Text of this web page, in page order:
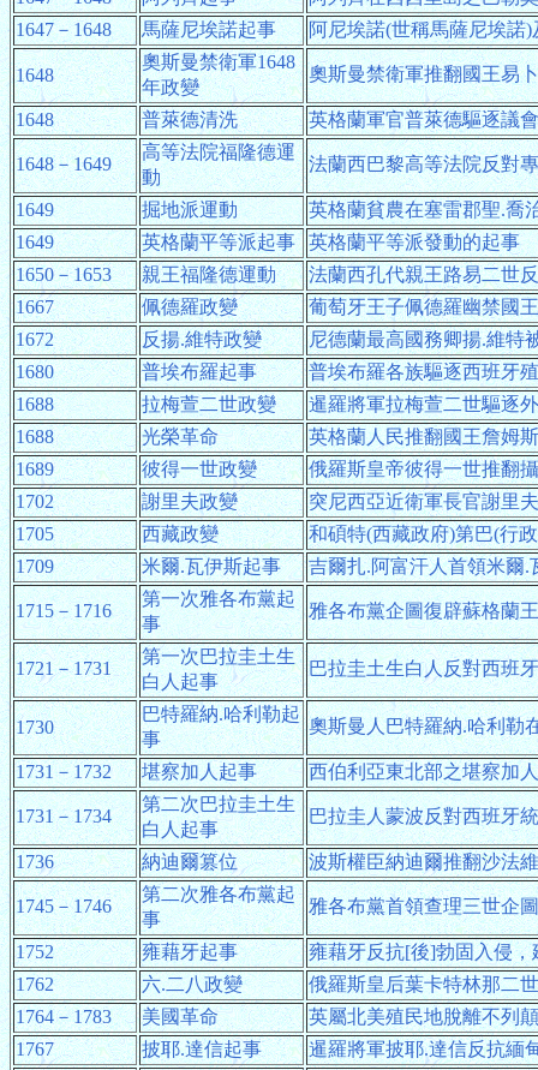
1647－1648
馬薩尼埃諾起事 阿尼埃諾(世稱馬薩尼埃諾
1648
奧斯曼禁衛軍1648
年政變
奧斯曼禁衛軍推翻國王易
1648 普萊德清洗 英格蘭軍官普萊德驅逐議
1648－1649
高等法院福隆德運
動
法蘭西巴黎高等法院反對
1649 掘地派運動
英格蘭貧農在塞雷郡聖.喬
1649
英格蘭平等派起事
英格蘭平等派發動的起事
1650－1653
親王福隆德運動
法蘭西孔代親王路易二世
1667
佩德羅政變
葡萄牙王子佩德羅幽禁國
1672
反揚.維特政變
尼德蘭最高國務卿揚.維特
1680
普埃布羅起事
普埃布羅各族驅逐西班牙
1688
拉梅萱二世政變
暹羅將軍拉梅萱二世驅逐
1688
光榮革命
英格蘭人民推翻國王詹姆
1689
彼得一世政變
俄羅斯皇帝彼得一世推翻
1702
謝里夫政變
突尼西亞近衛軍長官謝里
1705
西藏政變
和碩特(西藏政府)第巴(行
1709
米爾.瓦伊斯起事 吉爾扎.阿富汗人首領米爾.
1715－1716
第一次雅各布黨起
事
雅各布黨企圖復辟蘇格蘭
1721－1731
第一次巴拉圭土生
白人起事
巴拉圭土生白人反對西班
1730
巴特羅納.哈利勒起
事
奧斯曼人巴特羅納.哈利勒
1731－1732 堪察加人起事 西伯利亞東北部之堪察加
1731－1734
第二次巴拉圭土生
白人起事
巴拉圭人蒙波反對西班牙
1736 納迪爾篡位 波斯權臣納迪爾推翻沙法
1745－1746
第二次雅各布黨起
事
雅各布黨首領查理三世企
1752 雍藉牙起事
雍藉牙反抗[後]勃固入侵
1762
六.二八政變
俄羅斯皇后葉卡特林那二
1764－1783
美國革命
英屬北美殖民地脫離不列
1767
披耶.達信起事
暹羅將軍披耶.達信反抗緬